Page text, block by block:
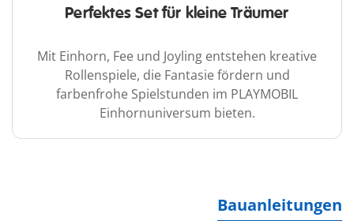
Perfektes Set für kleine Träumer
Mit Einhorn, Fee und Joyling entstehen kreative
Rollenspiele, die Fantasie fördern und
farbenfrohe Spielstunden im PLAYMOBIL
Einhornuniversum bieten.
Bauanleitungen